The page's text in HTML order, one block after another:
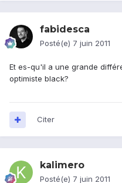
fabidesca
Posté(e) 7 juin 2011
Et es-qu'il a une grande
optimiste black?
Citer
kalimero
Posté(e) 7 juin 2011